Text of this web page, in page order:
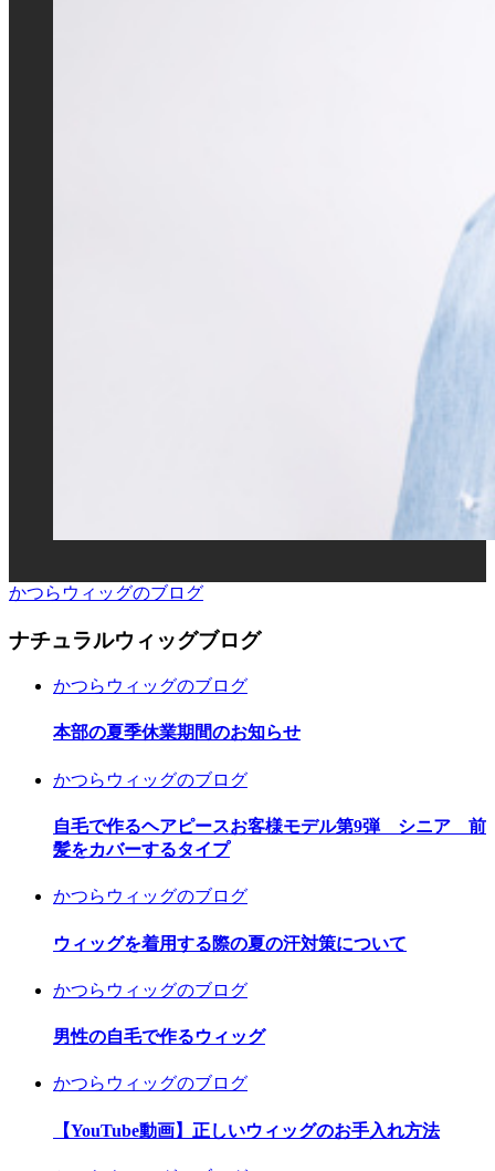
かつらウィッグのブログ
ナチュラルウィッグブログ
かつらウィッグのブログ
本部の夏季休業期間のお知らせ
かつらウィッグのブログ
自毛で作るヘアピースお客様モデル第9弾 シニア 前
髪をカバーするタイプ
かつらウィッグのブログ
ウィッグを着用する際の夏の汗対策について
かつらウィッグのブログ
男性の自毛で作るウィッグ
かつらウィッグのブログ
【YouTube動画】正しいウィッグのお手入れ方法